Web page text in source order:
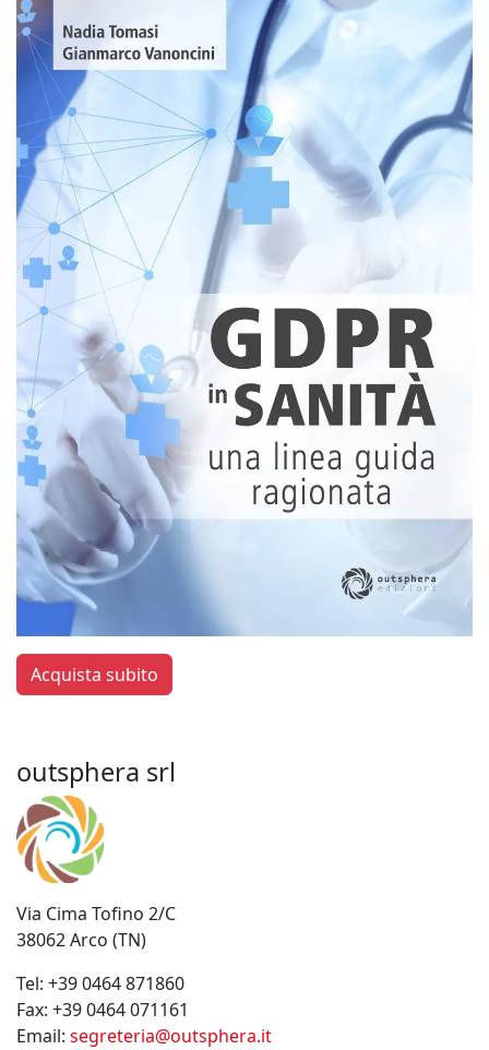
Acquista subito
outsphera srl
Via Cima Tofino 2/C
38062 Arco (TN)
Tel: +39 0464 871860
Fax: +39 0464 071161
Email: segreteria@outsphera.it